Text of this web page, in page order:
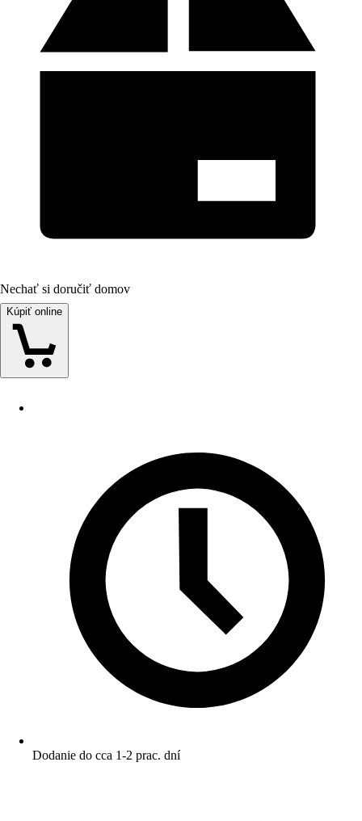
Nechať si doručiť domov
Kúpiť online
Dodanie do cca 1-2 prac. dní